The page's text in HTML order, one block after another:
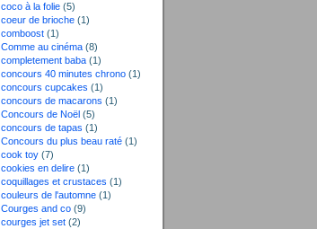
coco à la folie (5)
coeur de brioche (1)
comboost (1)
Comme au cinéma (8)
completement baba (1)
concours 40 minutes chrono (1)
concours cupcakes (1)
concours de macarons (1)
Concours de Noël (5)
concours de tapas (1)
Concours du plus beau raté (1)
cook toy (7)
cookies en delire (1)
coquillages et crustaces (1)
couleurs de l'automne (1)
Courges and co (9)
courges jet set (2)